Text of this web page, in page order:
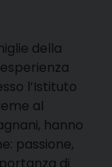
della
l’Istituto
al
hanno
passione,
di